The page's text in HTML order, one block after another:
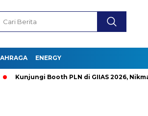
ENERGY
Booth PLN di GIIAS 2026, Nikmati